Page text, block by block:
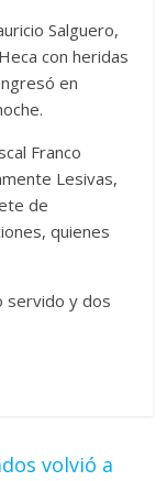
Salguero,
con heridas
en
Franco
Lesivas,
de
quienes
servido y dos
volvió a